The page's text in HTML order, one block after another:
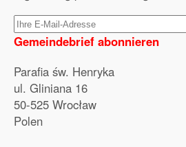
Gemeindebrief abonnieren
Parafia św. Henryka
ul. Gliniana 16
50-525 Wrocław
Polen